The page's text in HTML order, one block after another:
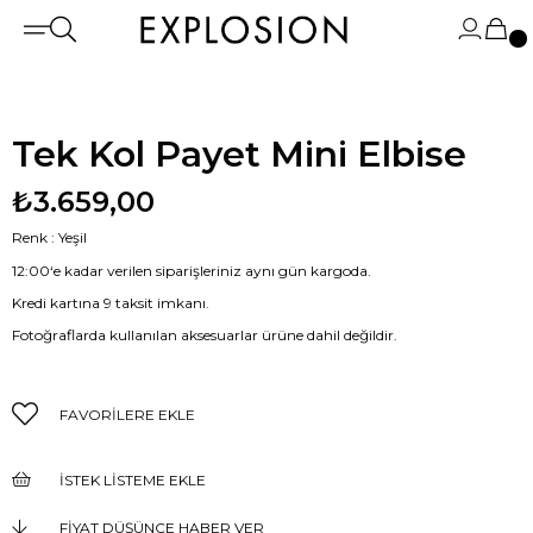
Tek Kol Payet Mini Elbise
₺3.659,00
Renk : Yeşil
12:00‘e kadar verilen siparişleriniz aynı gün kargoda.
Kredi kartına 9 taksit imkanı.
Fotoğraflarda kullanılan aksesuarlar ürüne dahil değildir.
FAVORILERE EKLE
İSTEK LISTEME EKLE
FIYAT DÜŞÜNCE HABER VER